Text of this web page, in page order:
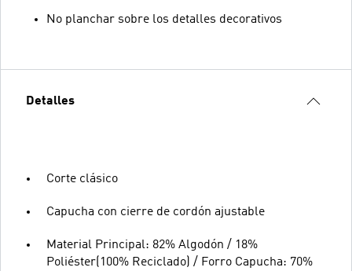
No planchar sobre los detalles decorativos
Detalles
Corte clásico
Capucha con cierre de cordón ajustable
Material Principal: 82% Algodón / 18%
Poliéster(100% Reciclado) / Forro Capucha: 70%